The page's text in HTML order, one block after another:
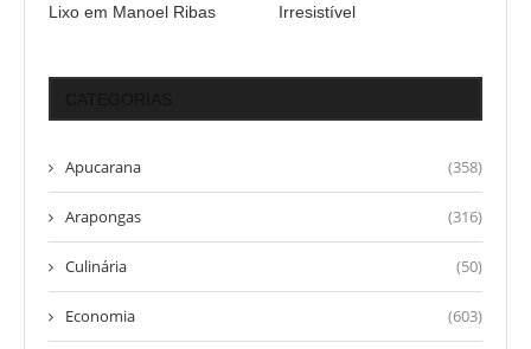
Lixo em Manoel Ribas
Irresistível
Apucarana (358)
Arapongas (316)
Culinária (50)
Economia (603)